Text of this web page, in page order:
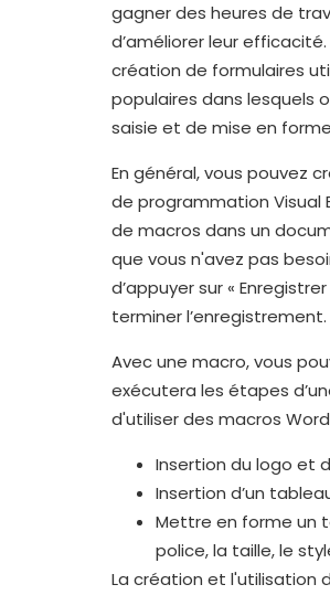
gagner des heures de
d’améliorer leur
création de formulaires
populaires dans lesquels
saisie et de mise en
En général, vous pouvez
de programmation Visual
de macros dans un
que vous n'avez pas
d’appuyer sur «
terminer l’enregistrement.
Avec une macro, vous
exécutera les étapes
d'utiliser des macros
Insertion du logo et
Insertion d’un
Mettre en forme un
police, la taille, le
La création et l'utilisation